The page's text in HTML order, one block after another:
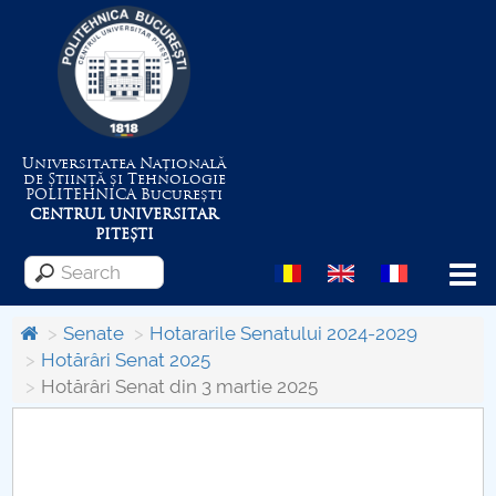
Universitatea Națională
de Știință și Tehnologie
POLITEHNICABucurești
CENTRUL UNIVERSITAR
PITEȘTI
Menu
About the University
Senate
Hotararile Senatului 2024-2029
Hotărâri Senat 2025
Hotărâri Senat din 3 martie 2025